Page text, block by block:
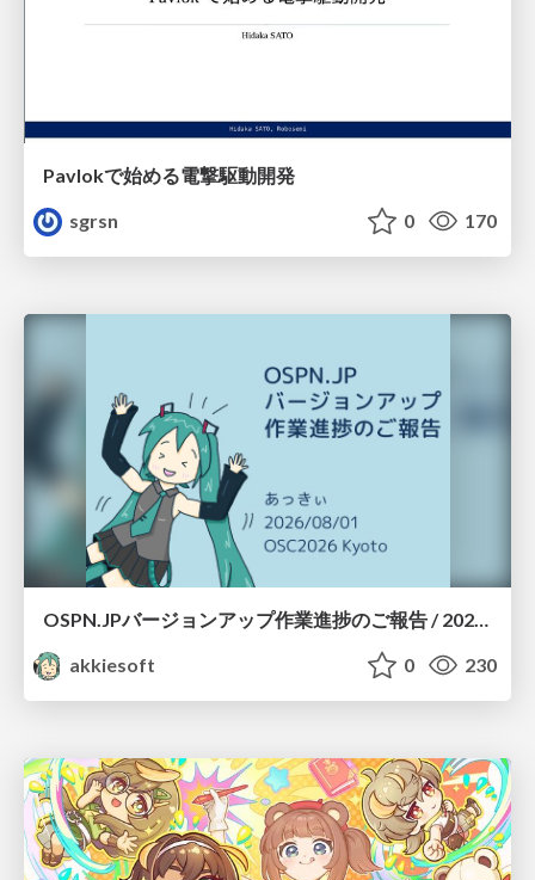
Pavlokで始める電撃駆動開発
sgrsn
0 170
OSPN.JPバージョンアップ作業進捗のご報告 / 20260801-osc26kyoto
akkiesoft
0 230